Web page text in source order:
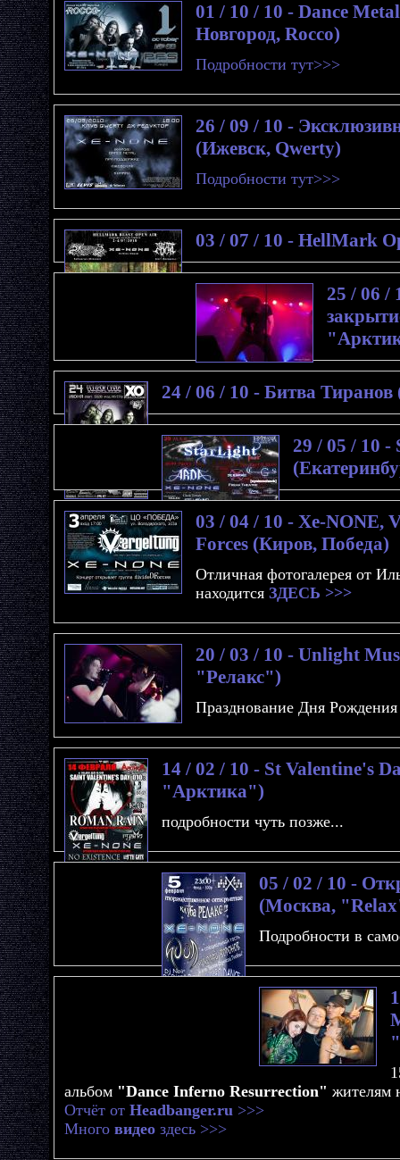
01 / 10 / 10 - Dance
Новгород, Rocco)
Подробности тут>>>
26 / 09 / 10 -
(Ижевск, Qwerty)
Подробности тут>>>
03 / 07 / 10 - HellMark
25 / 06 /
24 / 06 / 10 - Битва
29 / 05 / 10
03 / 04 / 10 - Xe-NONE,
Forces (Киров, Победа)
Отличная фотогалерея от
находится ЗДЕСЬ >>>
20 / 03 / 10 - Unlight
"Релакс")
Празднование Дня
14 / 02 / 10 - St Valentine's
"Арктика")
подробности чуть позже...
05 / 02 / 10 -
(Москва,
Подробности в
альбом "Dance Inferno Resurrection" жителям
Отчёт от Headbanger.ru >>>
Много видео здесь >>>